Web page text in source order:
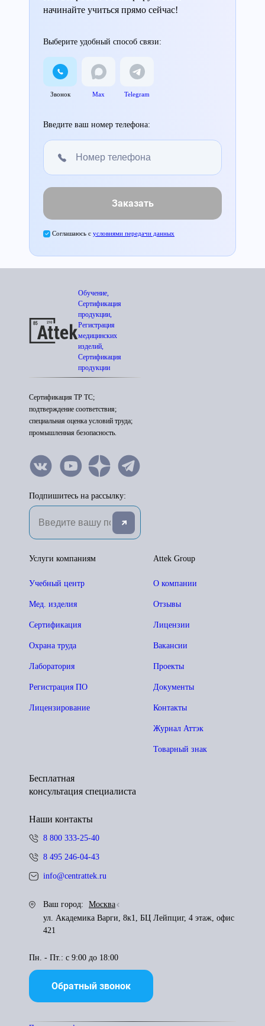
начинайте учиться прямо сейчас!
Выберите удобный способ связи:
Звонок Max Telegram
Введите ваш номер телефона:
Заказать
Соглашаюсь с условиями передачи данных
Обучение,
Сертификация
продукции,
Регистрация
медицинских
изделий,
Сертификация
продукции
Сертификация ТР ТС;
подтверждение соответствия;
специальная оценка условий труда;
промышленная безопасность.
Подпишитесь на рассылку:
Attek Group
О компании
Отзывы
Лицензии
Вакансии
Проекты
Документы
Контакты
Журнал Аттэк
Товарный знак
Услуги компаниям
Учебный центр
Мед. изделия
Сертификация
Охрана труда
Лаборатория
Регистрация ПО
Лицензирование
Бесплатная
консультация специалиста
Наши контакты
8 800 333-25-40
8 495 246-04-43
info@centrattek.ru
Ваш город:
Москва
ул. Академика Варги, 8к1, БЦ Лейпциг, 4 этаж, офис
421
Пн. - Пт.: с 9:00 до 18:00
Обратный звонок